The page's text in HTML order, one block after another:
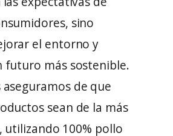
sino
el entorno y
futuro más sostenible.
aseguramos de que
sean de la más
utilizando 100% pollo